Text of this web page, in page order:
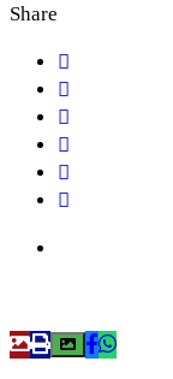
Share